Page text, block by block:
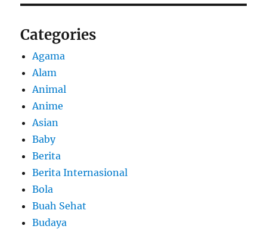
Categories
Agama
Alam
Animal
Anime
Asian
Baby
Berita
Berita Internasional
Bola
Buah Sehat
Budaya